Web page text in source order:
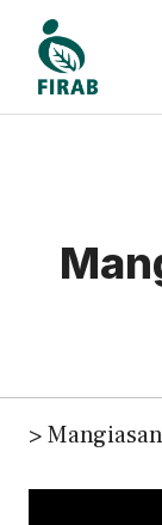
contenuto
>